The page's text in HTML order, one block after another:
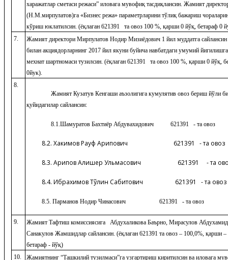
харажатлар сметаси режаси” иловага мувофиқ тасдиқлансин. Жамият
(Н.М.мирпулатов)га «Бизнес режа» параметрларини тўлиқ бажариш
кўриш юклатилсин. (ёқлаган 621391 та овоз 100 %, қарши 0 йўқ, бетараф 0
7.
Жамият директори Мирпулатов Нодир Мизиёдович 1 йил муддатга сайлансин
билан акциядорларнинг 2017 йил якуни буйича навбатдаги умумий
мехнат шартномаси тузилсин. (ёқлаган 621391 та овоз 100 %, қарши 0 йўқ,
0йук).
8.
Жамият Кузатув Кенгаши аъзолигига кумулятив овоз бериш йўли
қуйидагилар сайлансин:
8.1.Шамуратов Бахтиёр Абдувахидович 621391 - та овоз
8.2. Хакимов Рауф Арипович 621391 - та овоз
8.3. Арипов Алишер Ульмасович 621391 - та
8.4.Ибрахимов Тўлқин Сабитович 621391- та овоз
8.5. Парманов Нодир Чинасович 621391- та овоз
9.
Жамият Тафтиш комиссиясига Абдухаликова Баърно, Мирасулов
Санакулов Жамшидлар сайлансин. (ёқлаган 621391 та овоз – 100,0%, қарши –
бетараф - йўқ)
10.
Жамиятнинг “Ташкилий тузилмаси”га узгартириш киритилсин ва иловага